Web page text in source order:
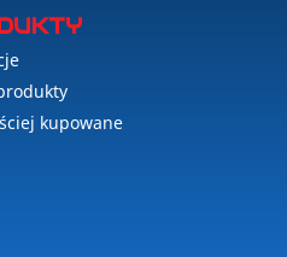
kupowane